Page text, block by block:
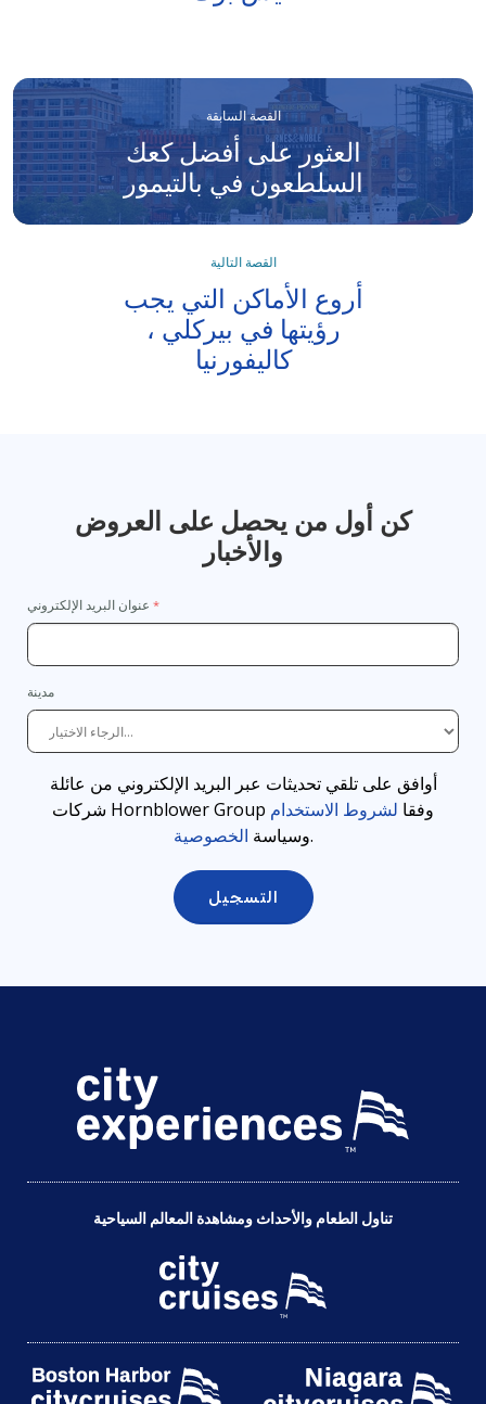
القصة السابقة
العثور على أفضل كعك
السلطعون في بالتيمور
القصة التالية
أروع الأماكن التي يجب
رؤيتها في بيركلي ،
كاليفورنيا
كن أول من يحصل على العروض
والأخبار
عنوان البريد الإلكتروني
أوافق على تلقي تحديثات عبر البريد الإلكتروني من عائلة
شركات Hornblower Group
وفقا لشروط الاستخدام
وسياسة الخصوصية .
تناول الطعام والأحداث ومشاهدة المعالم السياحية